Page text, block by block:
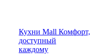
Кухни Mall Комфорт,
доступный
каждому